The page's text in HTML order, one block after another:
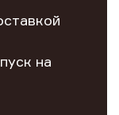
на